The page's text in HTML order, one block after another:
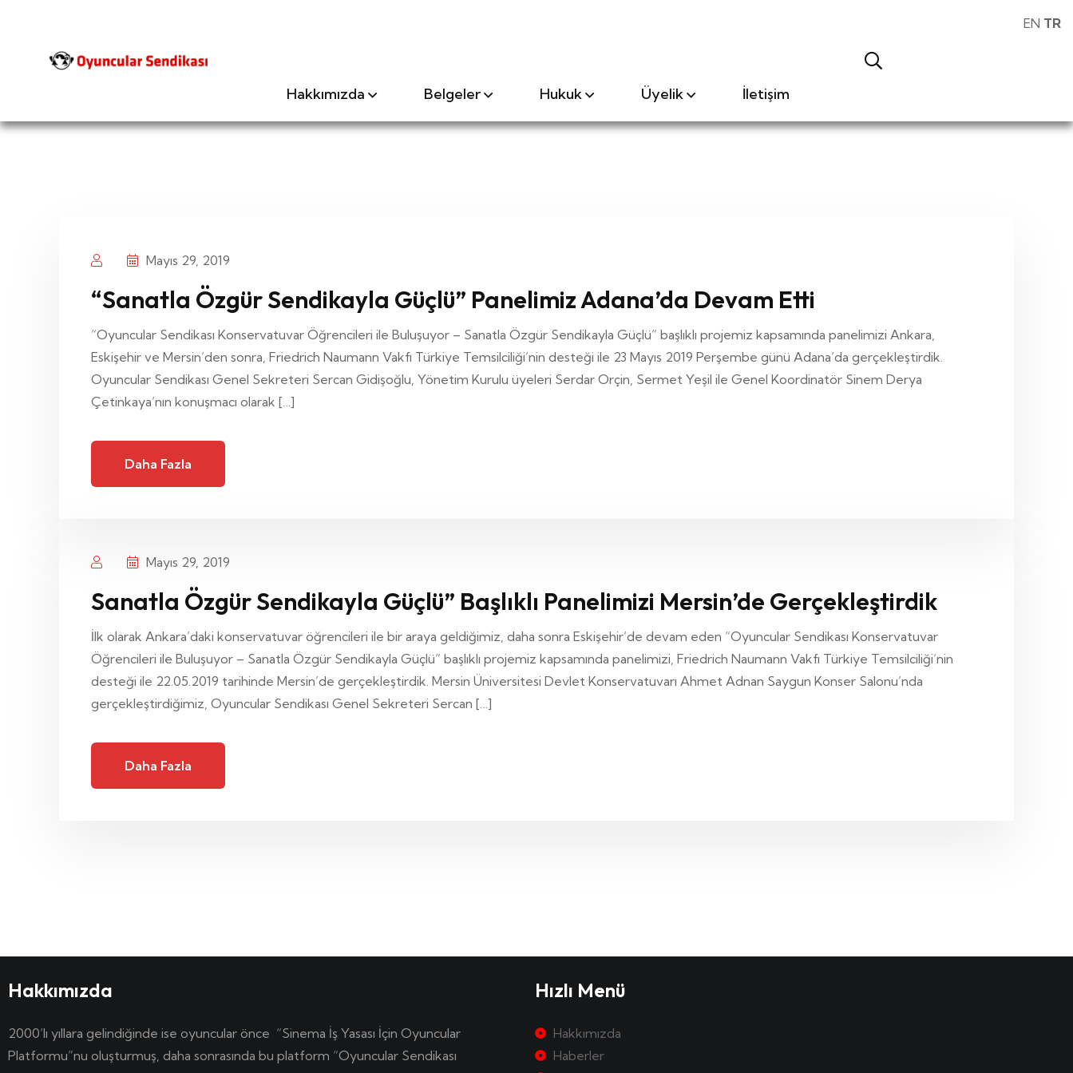
Hakkımızda Belgeler Hukuk Üyelik İletişim
Mayıs 29, 2019
“Sanatla Özgür Sendikayla Güçlü” Panelimiz Adana’da Devam Etti
“Oyuncular Sendikası Konservatuvar Öğrencileri ile Buluşuyor – Sanatla Özgür Sendikayla Güçlü” başlıklı projemiz kapsamında panelimizi Ankara,
Eskişehir ve Mersin’den sonra, Friedrich Naumann Vakfı Türkiye Temsilciliği’nin desteği ile 23 Mayıs 2019 Perşembe günü Adana’da gerçekleştirdik.
Oyuncular Sendikası Genel Sekreteri Sercan Gidişoğlu, Yönetim Kurulu üyeleri Serdar Orçin, Sermet Yeşil ile Genel Koordinatör Sinem Derya
Çetinkaya’nın konuşmacı olarak […]
Daha Fazla
Mayıs 29, 2019
Sanatla Özgür Sendikayla Güçlü” Başlıklı Panelimizi Mersin’de Gerçekleştirdik
İlk olarak Ankara’daki konservatuvar öğrencileri ile bir araya geldiğimiz, daha sonra Eskişehir’de devam eden “Oyuncular Sendikası Konservatuvar
Öğrencileri ile Buluşuyor – Sanatla Özgür Sendikayla Güçlü” başlıklı projemiz kapsamında panelimizi, Friedrich Naumann Vakfı Türkiye Temsilciliği’nin
desteği ile 22.05.2019 tarihinde Mersin’de gerçekleştirdik. Mersin Üniversitesi Devlet Konservatuvarı Ahmet Adnan Saygun Konser Salonu’nda
gerçekleştirdiğimiz, Oyuncular Sendikası Genel Sekreteri Sercan […]
Daha Fazla
Hakkımızda
2000’lı yıllara gelindiğinde ise oyuncular önce “Sinema İş Yasası İçin Oyuncular
Platformu”nu oluşturmuş, daha sonrasında bu platform “Oyuncular Sendikası
Hızlı Menü
Hakkımızda
Haberler
EN TR